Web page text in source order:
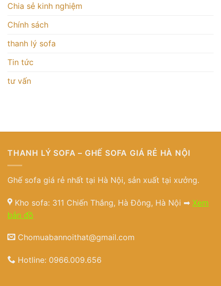
Chia sẻ kinh nghiệm
Chính sách
thanh lý sofa
Tin tức
tư vấn
THANH LÝ SOFA – GHẾ SOFA GIÁ RẺ HÀ NỘI
Ghế sofa giá rẻ nhất tại Hà Nội, sản xuất tại xưởng.
Kho sofa: 311 Chiến Thắng, Hà Đông, Hà Nội ➡ Xem
bản đồ
Chomuabannoithat@gmail.com
Hotline: 0966.009.656